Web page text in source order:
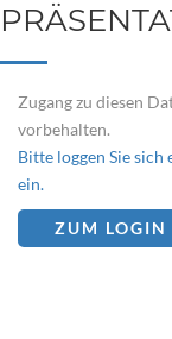
Zugang zu diesen
vorbehalten.
Bitte loggen Sie
ein.
ZUM LOGIN